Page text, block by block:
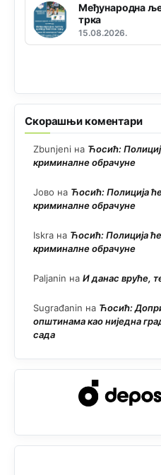
Међународна
трка
15.08.2026.
Скорашњи коментари
Zbunjeni на Ћосић:
криминалне обрачуне
Јово на Ћосић: Полиција
криминалне обрачуне
Iskra на Ћосић: Полиција
криминалне обрачуне
Paljanin на И данас вруће,
Sugrađanin на Ћосић:
општинама као ниједна
сада